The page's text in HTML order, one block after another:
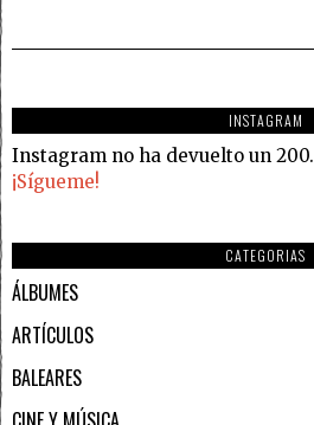
INSTAGRAM
Instagram no ha devuelto un 200.
¡Sígueme!
CATEGORIAS
ÁLBUMES
ARTÍCULOS
BALEARES